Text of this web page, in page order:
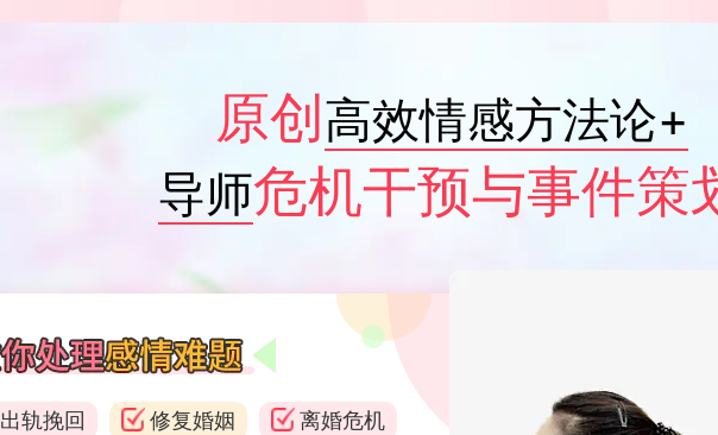
原创高效情感方法论+
导师危机干预与事件策
出轨挽回 修复婚姻
离婚危机